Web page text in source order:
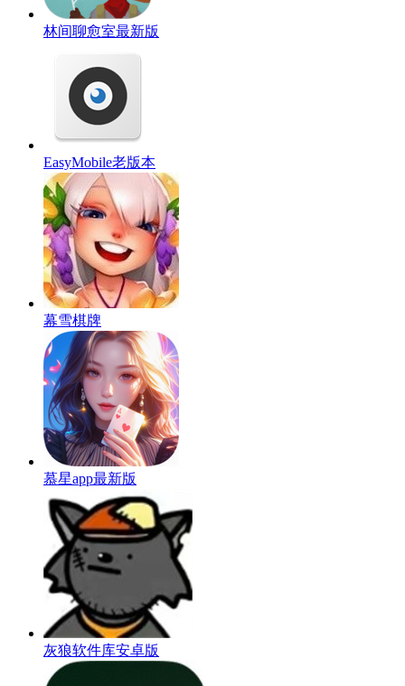
林间聊愈室最新版
EasyMobile老版本
幕雪棋牌
慕星app最新版
灰狼软件库安卓版